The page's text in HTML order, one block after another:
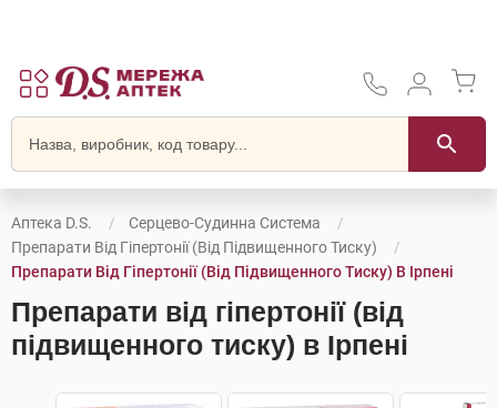
Аптека D.S.
Серцево-Судинна Система
Препарати Від Гіпертонії (від Підвищенного Тиску)
Препарати Від Гіпертонії (від Підвищенного Тиску) В Ірпені
Препарати від гіпертонії (від
підвищенного тиску) в Ірпені